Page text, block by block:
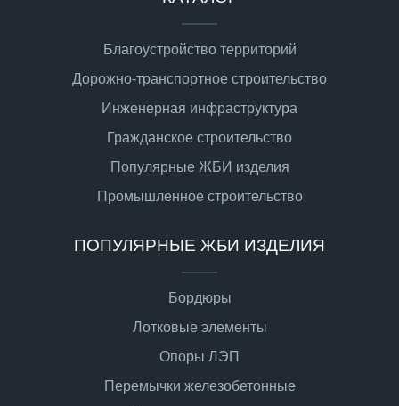
Благоустройство территорий
Дорожно-транспортное строительство
Инженерная инфраструктура
Гражданское строительство
Популярные ЖБИ изделия
Промышленное строительство
ПОПУЛЯРНЫЕ ЖБИ ИЗДЕЛИЯ
Бордюры
Лотковые элементы
Опоры ЛЭП
Перемычки железобетонные